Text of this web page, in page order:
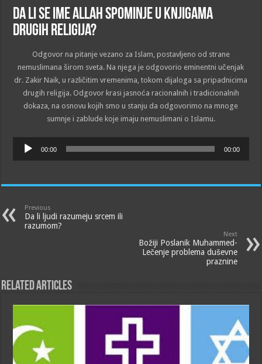
Da li se ime Allah spominje u knjigama
drugih religija?
Odgovor na pitanje vezano za Islam, postavljeno od strane
nemuslimana širom sveta. Na njega je odgovorio eminentni učenjak
dr. Zakir Naik, u različitim vremenima, tokom dijaloga sa pripadnicima
drugih religija. Odgovor krasi jasnoća racionalnih i tradicionalnih
dokaza, na osnovu kojih smo u stanju da odgovorimo na mnoge
sumnje i zablude koje imaju nemuslimani o Islamu.
Audio
Player
00:00 00:00
Previous
Da li ljudi razumeju srcem ili
razumom?
Next
Božiji Poslanik Muhammed-
Lečenje problema duševne
praznine
Related Articles